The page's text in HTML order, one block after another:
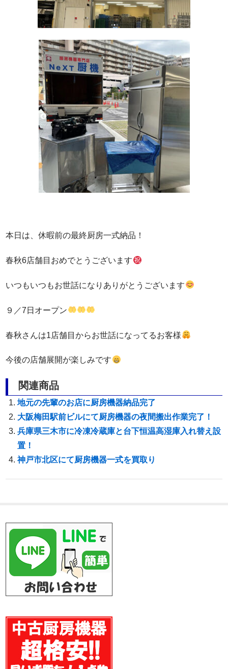
本日は、休暇前の最終厨房一式納品！
春秋6店舗目おめでとうございます
いつもいつもお世話になりありがとうございます
９／7日オープン
春秋さんは1店舗目からお世話になってるお客様
今後の店舗展開が楽しみです
関連商品
地元の先輩のお店に厨房機器納品完了
大阪梅田駅前ビルにて厨房機器の夜間搬出作業完了！
兵庫県三木市に冷凍冷蔵庫と台下恒温高湿庫入れ替え設
置！
神戸市北区にて厨房機器一式を買取り